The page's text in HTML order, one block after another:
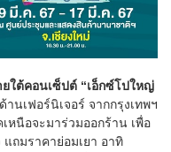
ใต้คอนเซ็ปต์ “เอ็กซ์โปใหญ่
านเฟอร์นิเจอร์ จากกรุงเทพฯ
หนือจะมาร่วมออกร้าน เพื่อ
แถมราคาย่อมเยา อาทิ